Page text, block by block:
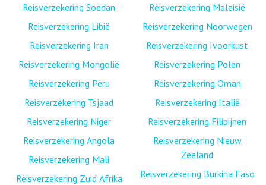
Reisverzekering Soedan
Reisverzekering Libië
Reisverzekering Iran
Reisverzekering Mongolië
Reisverzekering Peru
Reisverzekering Tsjaad
Reisverzekering Niger
Reisverzekering Angola
Reisverzekering Mali
Reisverzekering Zuid Afrika
Reisverzekering Maleisië
Reisverzekering Noorwegen
Reisverzekering Ivoorkust
Reisverzekering Polen
Reisverzekering Oman
Reisverzekering Italië
Reisverzekering Filipijnen
Reisverzekering Nieuw
Zeeland
Reisverzekering Burkina Faso